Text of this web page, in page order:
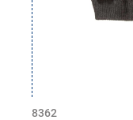
8362